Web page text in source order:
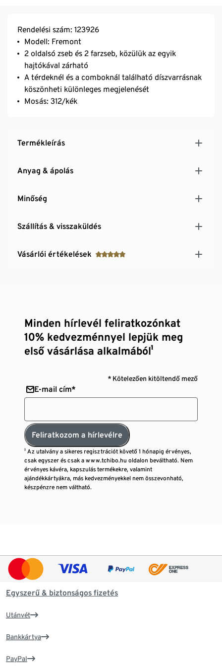
Rendelési szám: 123926
Modell: Fremont
2 oldalsó zseb és 2 farzseb, közülük az egyik
hajtókával zárható
A térdeknél és a comboknál található díszvarrásnak
köszönheti különleges megjelenését
Mosás: 312/kék
Termékleírás
Anyag & ápolás
Minőség
Szállítás & visszaküldés
Vásárlói értékelések
Minden hírlevél feliratkozónkat
10% kedvezménnyel lepjük meg
első vásárlása alkalmából¹
* Kötelezően kitöltendő mező
E-mail cím*
Feliratkozom a hírlevélre
¹ Az utalvány a sikeres regisztrációt követő 1 hónapig érvényes,
csak egyszer és csak a www.tchibo.hu oldalon beváltható. Nem
érvényes kávéra, kapszulás termékekre, valamint
ajándékkártyákra, más kedvezményekkel nem összevonható,
készpénzre nem váltható.
Egyszerű & biztonságos fizetés
Utánvét
Bankkártya
PayPal